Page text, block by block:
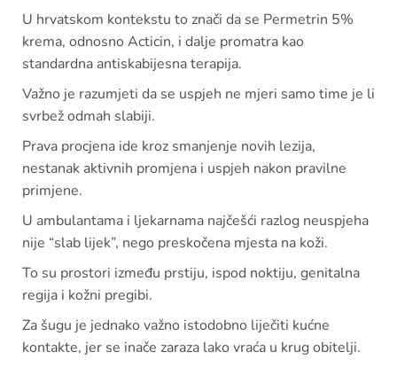
U hrvatskom kontekstu to znači da se Permetrin 5%
krema, odnosno Acticin, i dalje promatra kao
standardna antiskabijesna terapija.
Važno je razumjeti da se uspjeh ne mjeri samo time je li
svrbež odmah slabiji.
Prava procjena ide kroz smanjenje novih lezija,
nestanak aktivnih promjena i uspjeh nakon pravilne
primjene.
U ambulantama i ljekarnama najčešći razlog neuspjeha
nije “slab lijek”, nego preskočena mjesta na koži.
To su prostori između prstiju, ispod noktiju, genitalna
regija i kožni pregibi.
Za šugu je jednako važno istodobno liječiti kućne
kontakte, jer se inače zaraza lako vraća u krug obitelji.